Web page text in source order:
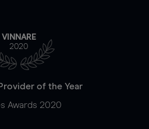
VINNARE
2020
of the Year
Awards 2020